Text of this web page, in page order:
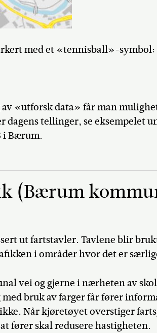
med et «tennisball»-symbol:
«utforsk data» får man
tellinger, se eksempelet
i Bærum.
(Bærum
ut fartstavler. Tavlene blir
i områder hvor det er
vei og gjerne i nærheten av
bruk av farger får fører
Når kjøretøyet overstiger
fører skal redusere hastigheten.